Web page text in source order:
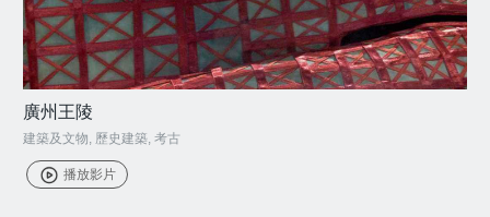
廣州王陵
建築及文物, 歷史建築, 考古
播放影片